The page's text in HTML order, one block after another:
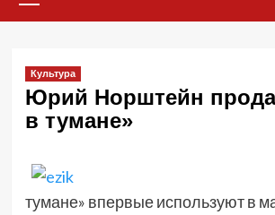
Культура
Юрий Норштейн
в тумане»
тумане» впервые используют в